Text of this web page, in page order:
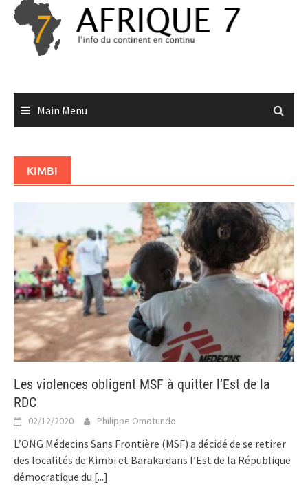
Skip
content
Main Menu
KIMBI
Les violences obligent MSF à quitter l’Est de la
RDC
02/12/2020 Philippe Omotundo
L’ONG Médecins Sans Frontière (MSF) a décidé de se retirer
des localités de Kimbi et Baraka dans l’Est de la République
démocratique du [...]